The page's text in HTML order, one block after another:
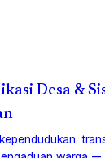
Desa &